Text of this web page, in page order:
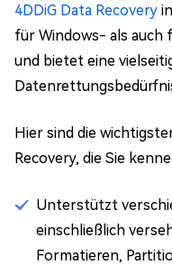
4DDiG Data Recovery
für Windows- als
und bietet eine
Hier sind die
Recovery, die Sie
Unterstützt
einschließlich
Formatieren,